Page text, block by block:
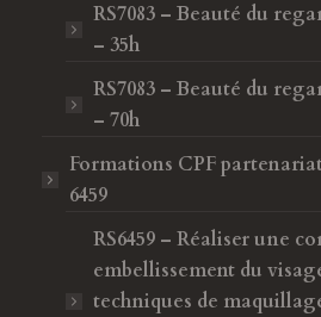
RS7083 – Beauté du
– 35h
RS7083 – Beauté du
– 70h
Formations CPF
6459
RS6459 – Réaliser une
embellissement du
techniques de